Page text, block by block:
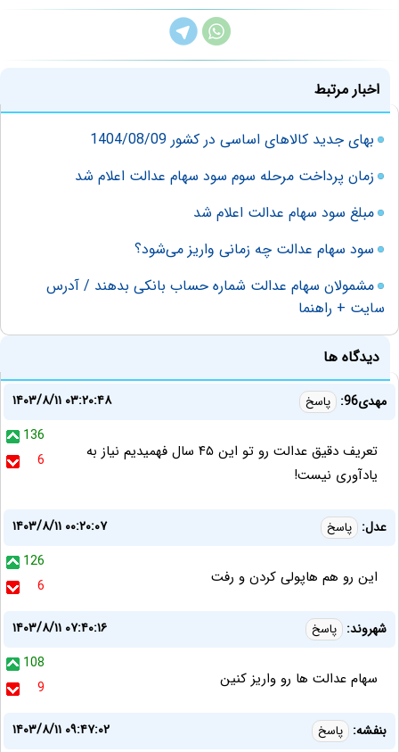
اخبار مرتبط
بهای جدید کالاهای اساسی در کشور 1404/08/09
زمان پرداخت مرحله سوم سود سهام عدالت اعلام شد
مبلغ سود سهام عدالت اعلام شد
سود سهام عدالت چه زمانی واریز می‌شود؟
مشمولان سهام عدالت شماره حساب بانکی بدهند / آدرس
سایت + راهنما
دیدگاه ها
مهدی96: پاسخ
۱۴۰۳/۸/۱۱ ۰۳:۲۰:۴۸
136
6
تعریف دقیق عدالت رو تو این ۴۵ سال فهمیدیم نیاز به
یادآوری نیست!
عدل: پاسخ
۱۴۰۳/۸/۱۱ ۰۰:۲۰:۰۷
126
6
این رو هم هاپولی کردن و رفت
شهروند: پاسخ
۱۴۰۳/۸/۱۱ ۰۷:۴۰:۱۶
108
9
سهام عدالت ها رو واریز کنین
بنفشه: پاسخ ۱۴۰۳/۸/۱۱ ۰۹:۴۷:۰۲